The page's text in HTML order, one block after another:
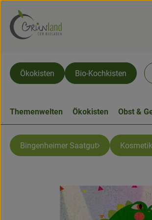
Ökokisten Bio-Kochkisten
Themenwelten Ökokisten Obst &
Bingenheimer Saatgut Kosmetik